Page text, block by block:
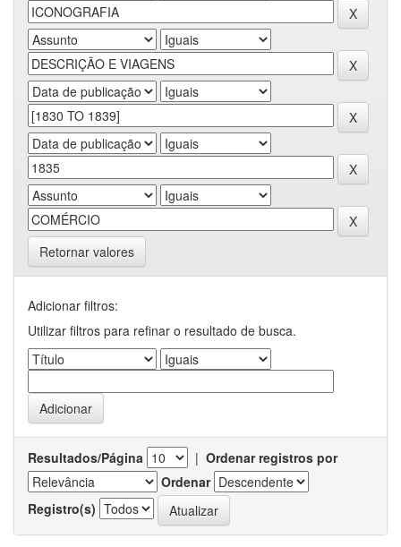
Retornar valores
Adicionar filtros:
Utilizar filtros para refinar o resultado de busca.
Resultados/Página | Ordenar registros por
Ordenar
Registro(s)